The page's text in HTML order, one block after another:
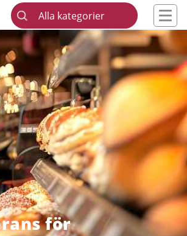
Alla kategorier
för